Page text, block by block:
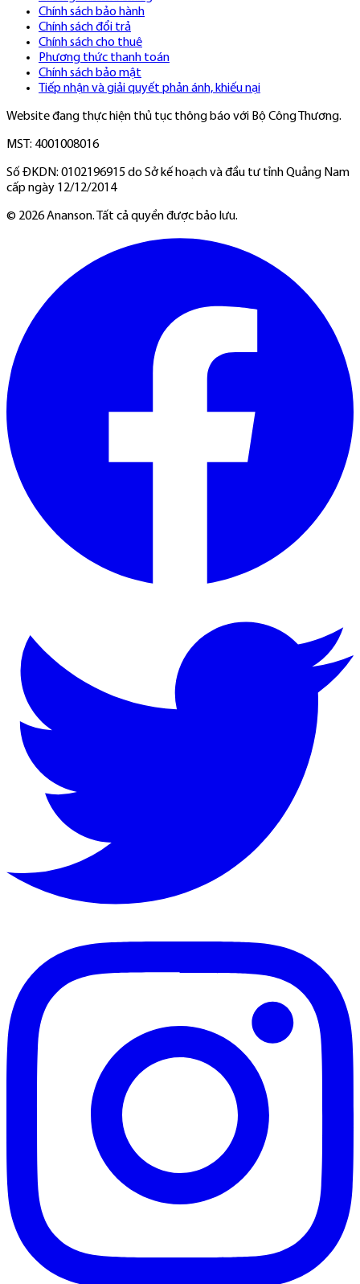
Chính sách bảo hành
Chính sách đổi trả
Chính sách cho thuê
Phương thức thanh toán
Chính sách bảo mật
Tiếp nhận và giải quyết phản ánh, khiếu nại
Website đang thực hiện thủ tục thông báo với Bộ Công Thương.
MST: 4001008016
Số ĐKDN: 0102196915 do Sở kế hoạch và đầu tư tỉnh Quảng Nam
cấp ngày 12/12/2014
© 2026Ananson. Tất cả quyền được bảo lưu.